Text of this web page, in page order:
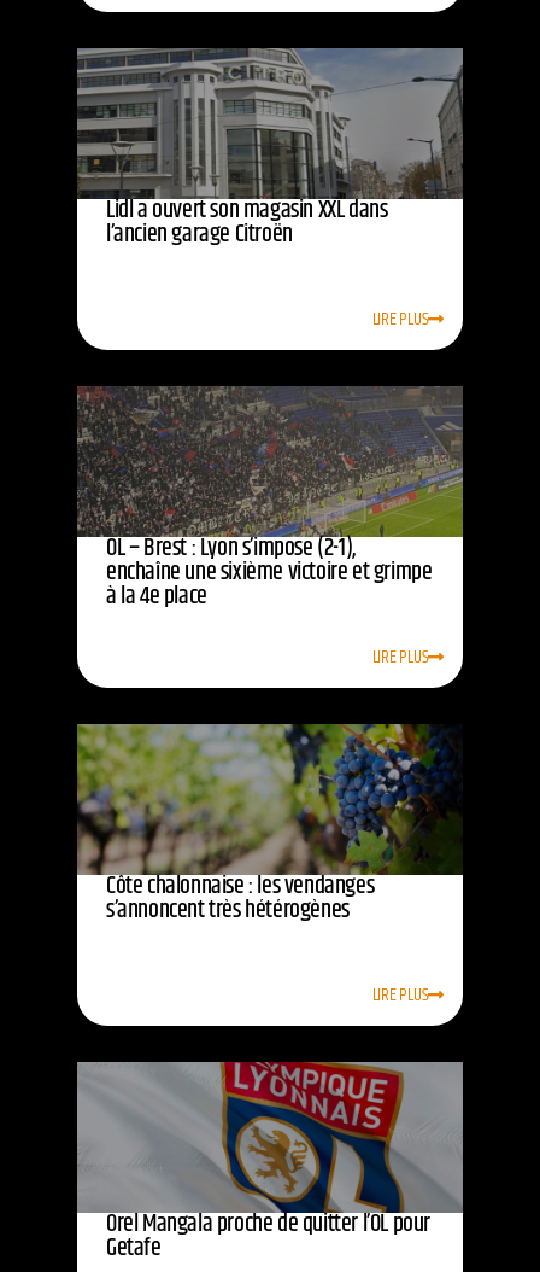
Lidl a ouvert son magasin XXL dans
l’ancien garage Citroën
LIRE PLUS
OL – Brest : Lyon s’impose (2-1),
enchaîne une sixième victoire et grimpe
à la 4e place
LIRE PLUS
Côte chalonnaise : les vendanges
s’annoncent très hétérogènes
LIRE PLUS
Orel Mangala proche de quitter l’OL pour
Getafe